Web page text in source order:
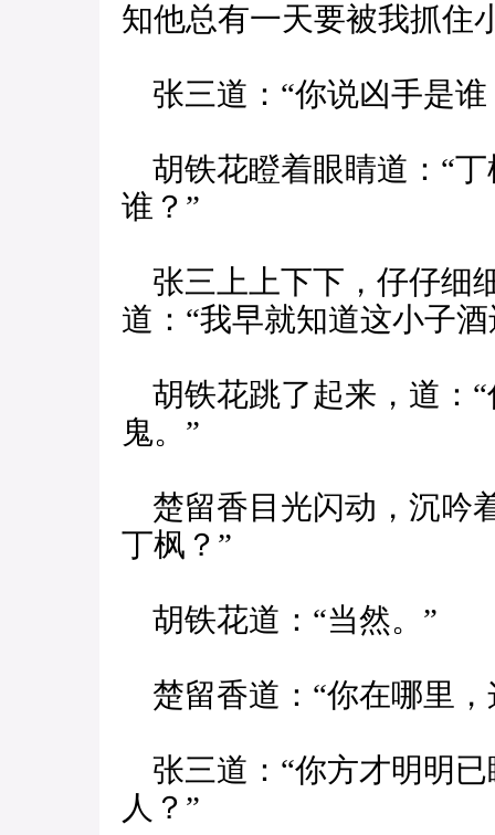
知他总有一天要被我抓住
张三道：“你说凶手是谁
胡铁花瞪着眼睛道：“
谁？”
张三上上下下，仔仔细
道：“我早就知道这小子
胡铁花跳了起来，道：
鬼。”
楚留香目光闪动，沉吟
丁枫？”
胡铁花道：“当然。”
楚留香道：“你在哪里，
张三道：“你方才明明
人？”